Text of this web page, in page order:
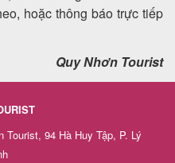
hoặc thông báo trực tiếp
Quy Nhơn Tourist
Tourist, 94 Hà Huy Tập, P. Lý